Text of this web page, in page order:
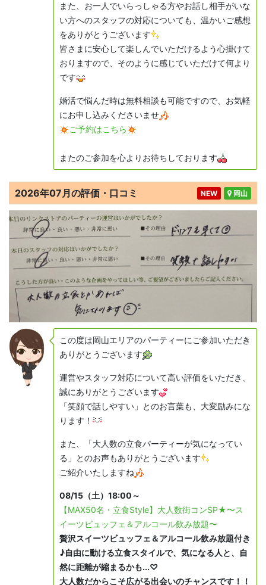
また、お一人でいらっしゃる方やお話し相手がいな
い方へのスタッフの対応についても、温かいご感想
をありがとうございます
皆さまに安心して楽しんでいただけるよう心掛けて
おりますので、そのように感じていただけて何より
です
婚活で悩んだ時は無料相談も可能ですので、お気軽
にお申し込みくださいませ
ご予約はこちら
またのご参加を心よりお待ちしております
岡山
NEW
2026年07月の評価・口コミ
この度は岡山エリアのパーティーにご参加いただき
ありがとうございます
運営やスタッフ対応について高い評価をいただき、
誠にありがとうございます
「笑顔で話しやすい」とのお言葉も、大変励みにな
ります！
また、「大人数の立食パーティーが気になってい
る」とのお声もありがとうございます
ご紹介いたしますね
08/15（土）18:00～
【MAX50名・立食Style】大人数街コンSP★〜ス
イーツビュッフェ＆アルコール飲み放題〜
贅沢スイーツビュッフェ＆アルコール飲み放題付き
♪自由に動ける立食スタイルで、気になる人と、自
然に距離が縮まるかも...♡
大人数だからこそ広がる出会いのチャンスです！！